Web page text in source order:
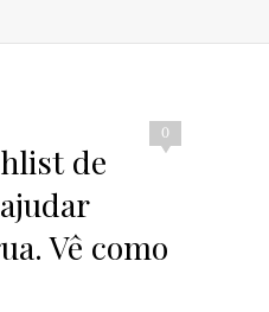
0
de
Vê como